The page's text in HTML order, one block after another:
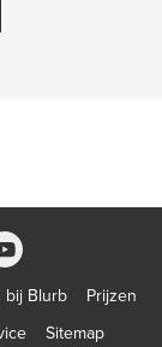
bij Blurb
Prijzen
Sitemap